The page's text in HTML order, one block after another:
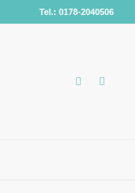
Tel.: 0178-2040506